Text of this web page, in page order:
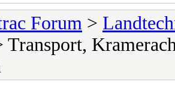
Forum >
Transport,